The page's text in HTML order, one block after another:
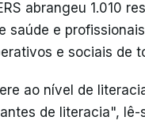
abrangeu 1.010
saúde e
e sociais de
ao nível de
de literacia", lê-